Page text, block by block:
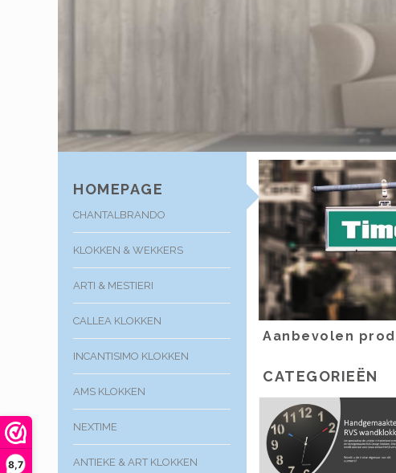
8,7
HOMEPAGE
CHANTALBRANDO
KLOKKEN & WEKKERS
ARTI & MESTIERI
CALLEA KLOKKEN
INCANTISIMO KLOKKEN
AMS KLOKKEN
NEXTIME
ANTIEKE & ART KLOKKEN
Aanbevolen
CATEGORIEËN